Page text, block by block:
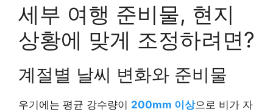
세부 여행 준비물, 현지
상황에 맞게 조정하려면?
계절별 날씨 변화와 준비물
우기에는 평균 강수량이 200mm 이상으로 비가 자